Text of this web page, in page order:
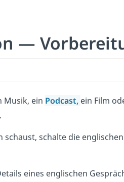
—
Musik, ein Podcast, ein Film
schaust, schalte die
eines englischen